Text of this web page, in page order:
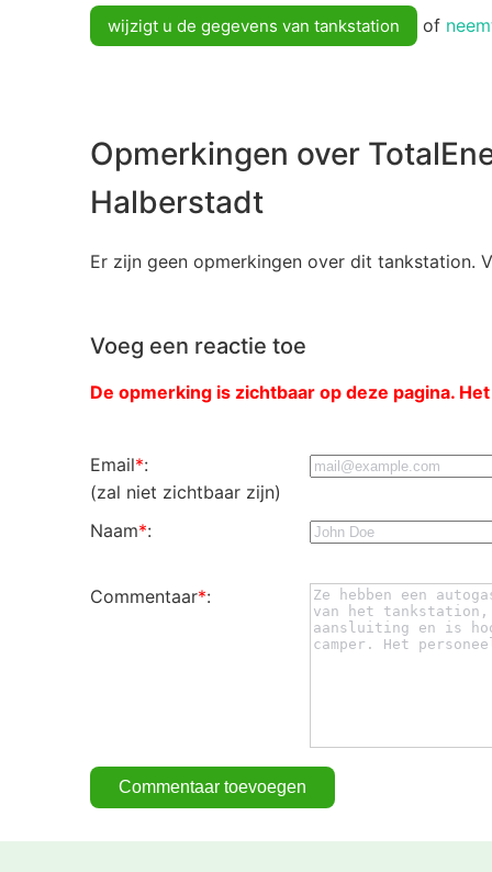
wijzigt u de gegevens van tankstation of
Opmerkingen over
Halberstadt
Er zijn geen opmerkingen over dit tankstation.
Voeg een reactie toe
De opmerking is zichtbaar op deze pagina.
Email*:
(zal niet zichtbaar zijn)
Naam*:
Commentaar*: